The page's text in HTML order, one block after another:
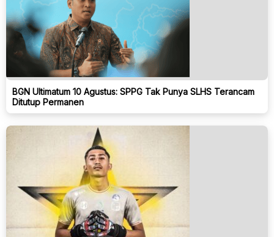
BGN Ultimatum 10 Agustus: SPPG Tak Punya SLHS Terancam
Ditutup Permanen